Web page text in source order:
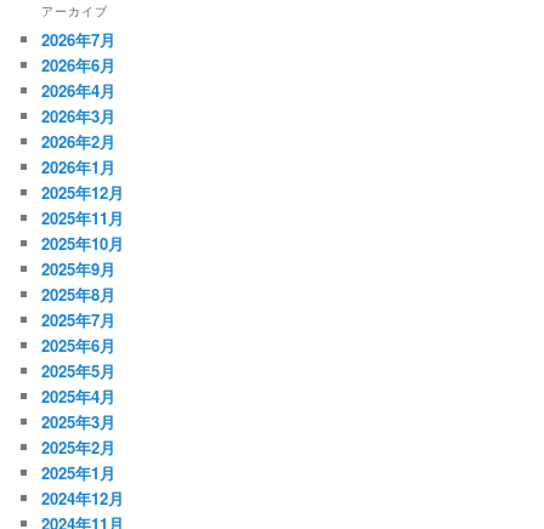
アーカイブ
2026年7月
2026年6月
2026年4月
2026年3月
2026年2月
2026年1月
2025年12月
2025年11月
2025年10月
2025年9月
2025年8月
2025年7月
2025年6月
2025年5月
2025年4月
2025年3月
2025年2月
2025年1月
2024年12月
2024年11月